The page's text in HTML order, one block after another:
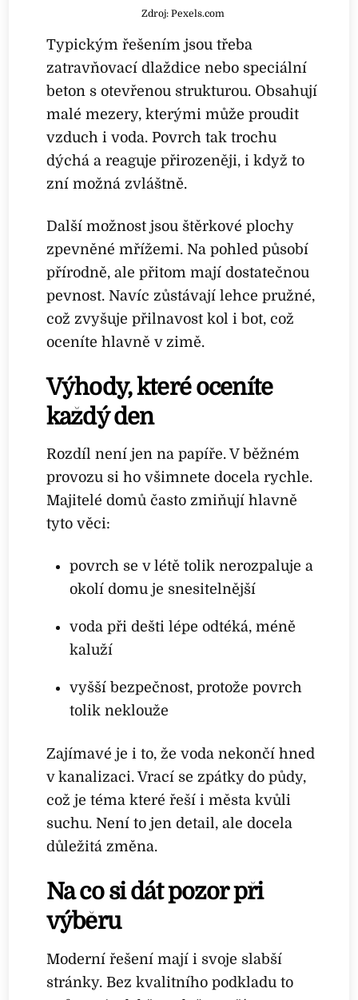
Zdroj: Pexels.com
Typickým řešením jsou třeba
zatravňovací dlaždice nebo speciální
beton s otevřenou strukturou. Obsahují
malé mezery, kterými může proudit
vzduch i voda. Povrch tak trochu
dýchá a reaguje přirozeněji, i když to
zní možná zvláštně.
Další možnost jsou štěrkové plochy
zpevněné mřížemi. Na pohled působí
přírodně, ale přitom mají dostatečnou
pevnost. Navíc zůstávají lehce pružné,
což zvyšuje přilnavost kol i bot, což
oceníte hlavně v zimě.
Výhody, které oceníte
každý den
Rozdíl není jen na papíře. V běžném
provozu si ho všimnete docela rychle.
Majitelé domů často zmiňují hlavně
tyto věci:
povrch se v létě tolik nerozpaluje a
okolí domu je snesitelnější
voda při dešti lépe odtéká, méně
kaluží
vyšší bezpečnost, protože povrch
tolik neklouže
Zajímavé je i to, že voda nekončí hned
v kanalizaci. Vrací se zpátky do půdy,
což je téma které řeší i města kvůli
suchu. Není to jen detail, ale docela
důležitá změna.
Na co si dát pozor při
výběru
Moderní řešení mají i svoje slabší
stránky. Bez kvalitního podkladu to